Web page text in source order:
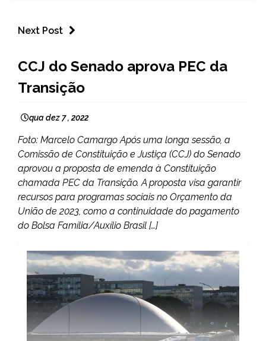
Next Post
NOTÍCIAS
CCJ do Senado aprova PEC da
Transição
qua dez 7 , 2022
Foto: Marcelo Camargo Após uma longa sessão, a
Comissão de Constituição e Justiça (CCJ) do Senado
aprovou a proposta de emenda à Constituição
chamada PEC da Transição. A proposta visa garantir
recursos para programas sociais no Orçamento da
União de 2023, como a continuidade do pagamento
do Bolsa Família/Auxílio Brasil […]